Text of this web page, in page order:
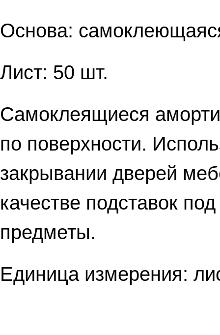
Основа:
Лист: 50 шт.
Самоклеящиеся
по поверхности.
закрывании дверей
качестве подставок
предметы.
Единица измерения: